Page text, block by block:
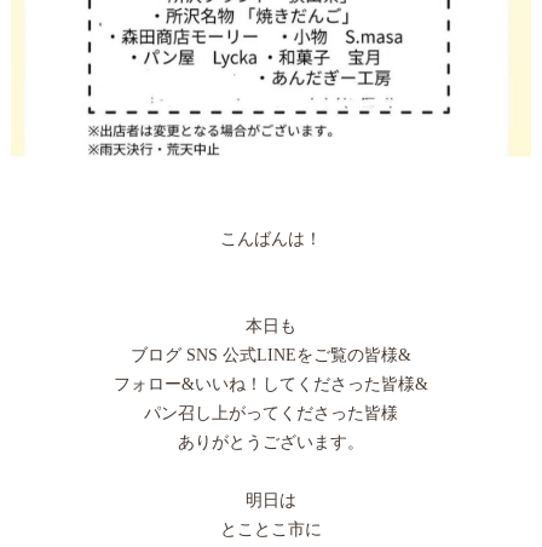
こんばんは！
本日も
ブログ SNS 公式LINEをご覧の皆様&
フォロー&いいね！してくださった皆様&
パン召し上がってくださった皆様
ありがとうございます。
明日は
とことこ市に